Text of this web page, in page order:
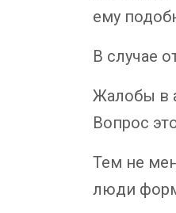
ему
В случае
Жалобы в
Вопрос
Тем не
люди